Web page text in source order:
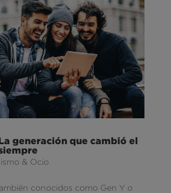
generación que cambió el
& Ocio
conocidos como Gen Y o